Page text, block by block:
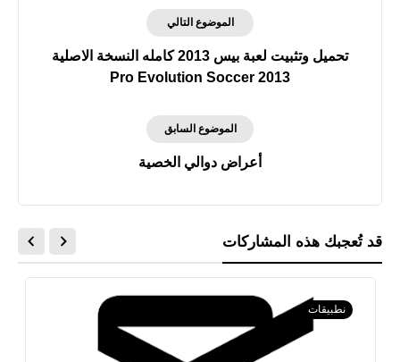
الموضوع التالي
تحميل وتثبيت لعبة بيس 2013 كامله النسخة الاصلية
Pro Evolution Soccer 2013
الموضوع السابق
أعراض دوالي الخصية
قد تُعجبك هذه المشاركات
نطبيقات